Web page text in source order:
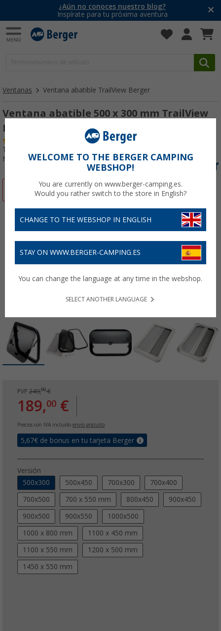
¿Aún no conoces nuestro blog?
Inspírate para tu próxima aventura
Ventanas Ventana abatible TrailView Berger
Ventana abatible 500 x 300 mm TrailView
Berger
Tests del producto:
Nº de artículo 364850
-24%
PVP 249,00€
189,00 €
Precios con IVA incluido envío gratuito
5,67€ de bonus en tu tarjeta Berger
Versión
500x300
500x450 700x300 700x400
700x500 700 x 550 mm 800x450 900x450
900x500 900x550 1000x500
1000 x 800 mm 1100 x 450 mm
1100 x 550 mm 1200 x 500 mm
1450 x 550 mm
WELCOME TO THE BERGER CAMPING
WEBSHOP!
You are currently on www.berger-camping.es.
Would you rather switch to the store in English?
CHANGE TO THE WEBSHOP IN ENGLISH
STAY ON WWW.BERGER-CAMPING.ES
You can change the language at any time in the webshop.
SELECT ANOTHER LANGUAGE